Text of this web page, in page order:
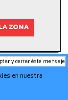
ZONA
y cerrar éste mensaje
en nuestra